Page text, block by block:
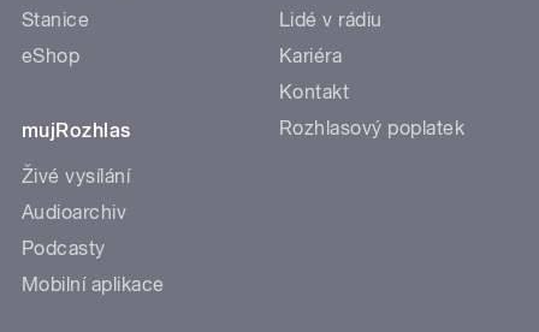
Stanice
eShop
mujRozhlas
Živé vysílání
Audioarchiv
Podcasty
Mobilní aplikace
Lidé v rádiu
Kariéra
Kontakt
Rozhlasový poplatek